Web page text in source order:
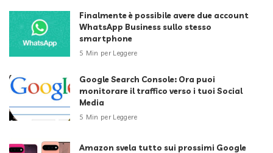
Finalmente è possibile avere due account
WhatsApp Business sullo stesso
smartphone
5 Min per Leggere
Google Search Console: Ora puoi
monitorare il traffico verso i tuoi Social
Media
5 Min per Leggere
Amazon svela tutto sui prossimi Google